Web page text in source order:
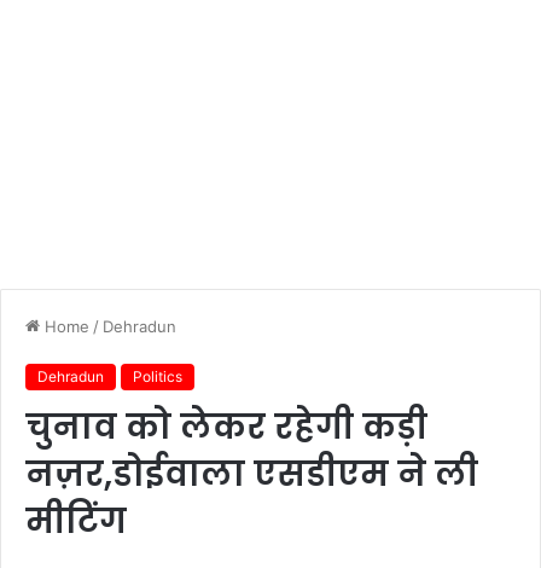
Home / Dehradun
Dehradun Politics
चुनाव को लेकर रहेगी कड़ी
नज़र,डोईवाला एसडीएम ने ली
मीटिंग